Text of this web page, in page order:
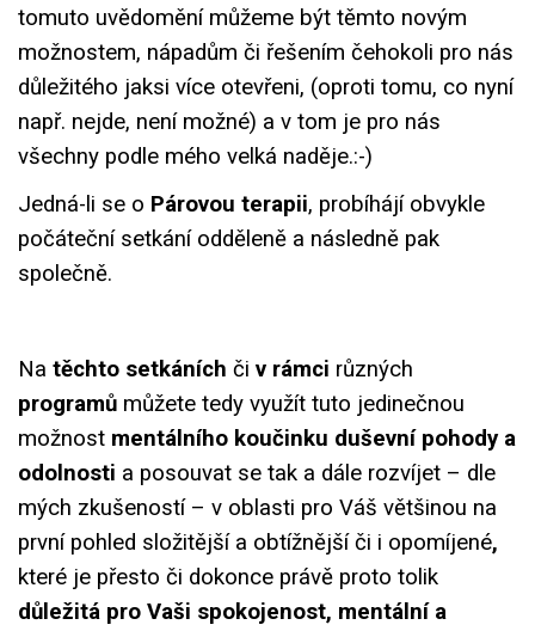
tomuto uvědomění můžeme být těmto novým
možnostem, nápadům či řešením čehokoli pro nás
důležitého jaksi více otevřeni, (oproti tomu, co nyní
např. nejde, není možné) a v tom je pro nás
všechny podle mého velká naděje.:-)
Jedná-li se o Párovou terapii, probíhájí obvykle
počáteční setkání odděleně a následně pak
společně.
Na těchto setkáních či v rámci různých
programů můžete tedy využít tuto jedinečnou
možnost mentálního koučinku duševní pohody a
odolnosti a posouvat se tak a dále rozvíjet – dle
mých zkušeností – v oblasti pro Váš většinou na
první pohled složitější a obtížnější či i opomíjené,
které je přesto či dokonce právě proto tolik
důležitá pro Vaši spokojenost, mentální a